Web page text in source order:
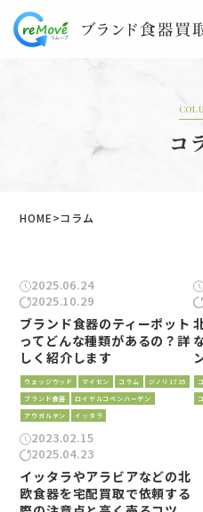
コ
HOME コラム
2025.06.24
2025.10.29
ブランド食器のティーポット
ってどんな種類があるの？詳
しく紹介します
ウェッジウッド マイセン コラム
ジノリ1735
ブランド食器
ロイヤルコペンハーゲン
アウガルテン
イッタラ
2023.02.15
2025.04.23
イッタラやアラビアなどの北
欧食器を宅配買取で依頼する